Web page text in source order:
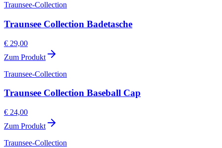
Traunsee-Collection
Traunsee Collection Badetasche
€ 29,00
Zum Produkt
Traunsee-Collection
Traunsee Collection Baseball Cap
€ 24,00
Zum Produkt
Traunsee-Collection